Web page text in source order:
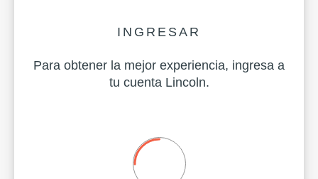
INGRESAR
Para obtener la mejor experiencia, ingresa a
tu cuenta Lincoln.